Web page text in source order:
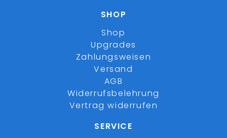
SHOP
Shop
Upgrades
Zahlungsweisen
Versand
AGB
Widerrufsbelehrung
Vertrag widerrufen
SERVICE